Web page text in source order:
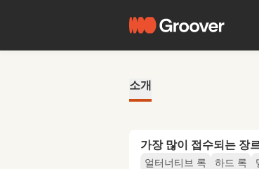
소개
가장 많이 접수되는 장
얼터너티브 록 하드 록